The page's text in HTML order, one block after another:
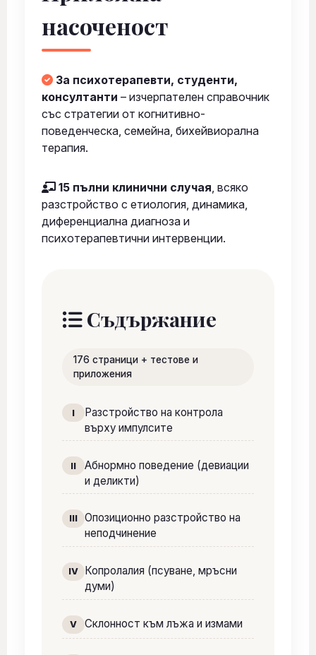
насоченост
За психотерапевти, студенти,
консултанти – изчерпателен справочник
със стратегии от когнитивно-
поведенческа, семейна, бихейвиорална
терапия.
15 пълни клинични случая , всяко
разстройство с етиология, динамика,
диференциална диагноза и
психотерапевтични интервенции.
Съдържание
176 страници + тестове и
приложения
I
Разстройство на контрола
върху импулсите
II
Абнормно поведение (девиации
и деликти)
III
Опозиционно разстройство на
неподчинение
IV Копролалия (псуване, мръсни
думи)
V Склонност към лъжа и измами